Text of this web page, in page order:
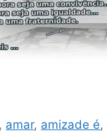
, amar, amizade é,